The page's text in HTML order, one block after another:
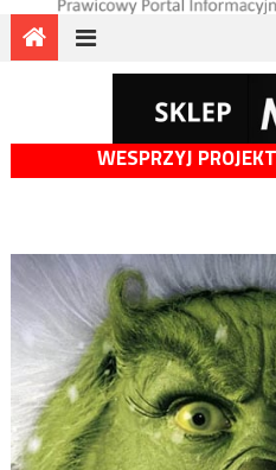
WESPRZYJ